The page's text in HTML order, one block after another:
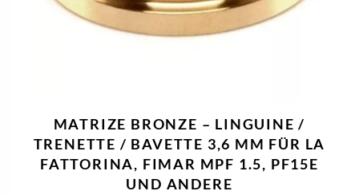
MATRIZE BRONZE – LINGUINE /
TRENETTE / BAVETTE 3,6 MM FÜR LA
FATTORINA, FIMAR MPF 1.5, PF15E
UND ANDERE